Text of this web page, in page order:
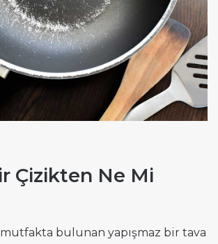
Çizikten Ne Mi
bulunan yapışmaz bir tava